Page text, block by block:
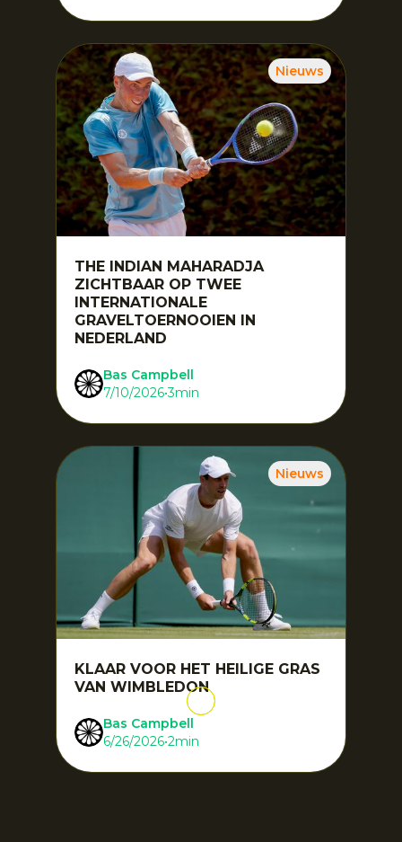
Nieuws
THE INDIAN MAHARADJA
ZICHTBAAR OP TWEE
INTERNATIONALE
GRAVELTOERNOOIEN IN
NEDERLAND
Bas Campbell
7/10/2026•3min
Nieuws
KLAAR VOOR HET HEILIGE GRAS
VAN WIMBLEDON
Bas Campbell
6/26/2026•2min